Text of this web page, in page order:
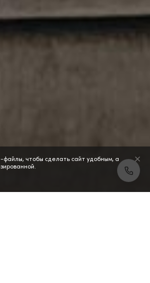
файлы, чтобы сделать сайт удобным, а